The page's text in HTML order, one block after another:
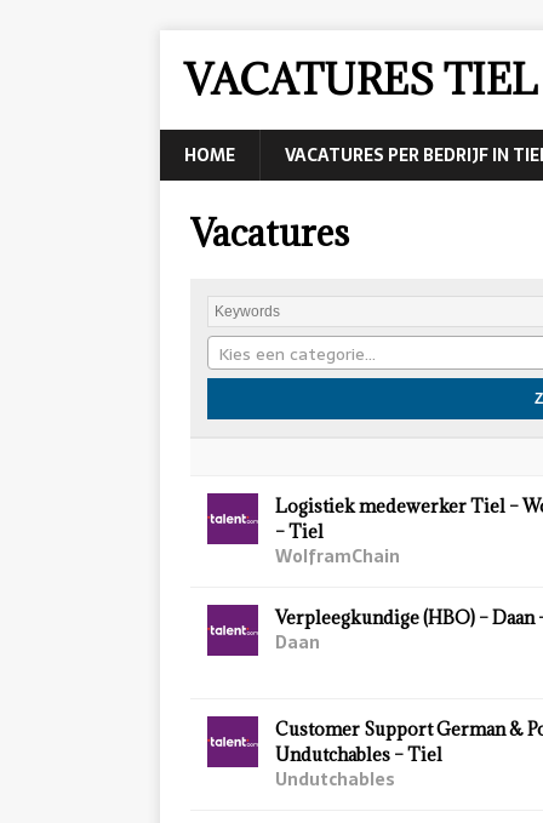
VACATURES TIEL
HOME VACATURES PER BEDRIJF IN
Vacatures
Kies een categorie…
Logistiek medewerker Tiel –
– Tiel
WolframChain
Verpleegkundige (HBO) – Daan
Daan
Customer Support German &
Undutchables – Tiel
Undutchables